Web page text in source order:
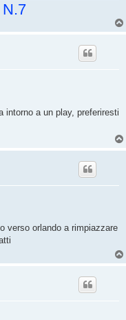
intorno a un play, preferiresti
verso orlando a rimpiazzare